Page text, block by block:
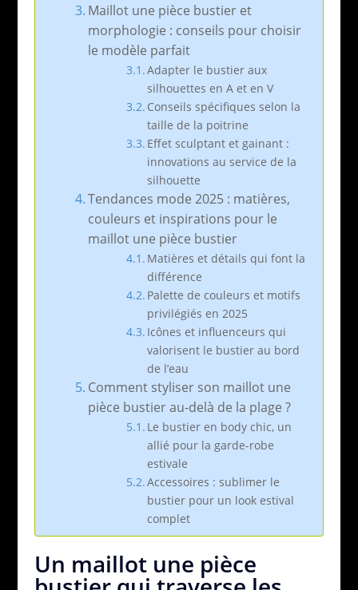
Maillot une pièce bustier et
morphologie : conseils pour choisir
le modèle parfait
Adapter le bustier aux
silhouettes en A et en V
Conseils spécifiques selon la
taille de la poitrine
Effet sculptant et gainant :
innovations au service de la
silhouette
Tendances mode 2025 : matières,
couleurs et inspirations pour le
maillot une pièce bustier
Matières et détails qui font la
différence
Palette de couleurs et motifs
privilégiés en 2025
Icônes et influenceurs qui
valorisent le bustier au bord
de l’eau
Comment styliser son maillot une
pièce bustier au-delà de la plage ?
Le bustier en body chic, un
allié pour la garde-robe
estivale
Accessoires : sublimer le
bustier pour un look estival
complet
Un maillot une pièce